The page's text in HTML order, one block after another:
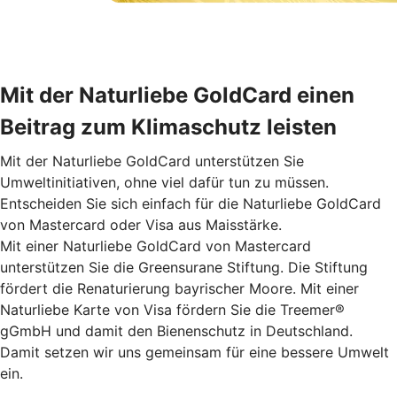
Mit der Naturliebe GoldCard einen
Beitrag zum Klimaschutz leisten
Mit der Naturliebe GoldCard unterstützen Sie
Umweltinitiativen, ohne viel dafür tun zu müssen.
Entscheiden Sie sich einfach für die Naturliebe GoldCard
von Mastercard oder Visa aus Maisstärke.
Mit einer Naturliebe GoldCard von Mastercard
unterstützen Sie die Greensurane Stiftung. Die Stiftung
fördert die Renaturierung bayrischer Moore. Mit einer
Naturliebe Karte von Visa fördern Sie die Treemer®
gGmbH und damit den Bienenschutz in Deutschland.
Damit setzen wir uns gemeinsam für eine bessere Umwelt
ein.